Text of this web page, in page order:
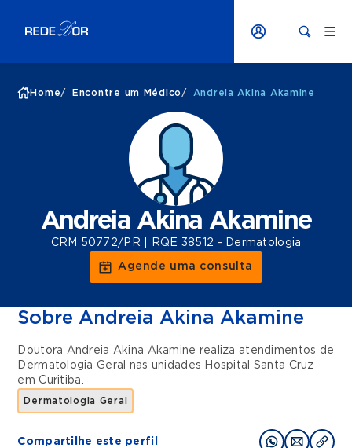
Home/ Encontre um Médico / Andreia Akina Akamine
Andreia Akina Akamine
CRM 50772/PR | RQE 38512 - Dermatologia
Agende uma consulta
Sobre Andreia Akina Akamine
Doutora Andreia Akina Akamine realiza atendimentos de
Dermatologia Geral
nas unidades Hospital Santa Cruz
em Curitiba.
Dermatologia Geral
Compartilhe este perfil